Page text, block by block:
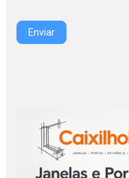
Enviar